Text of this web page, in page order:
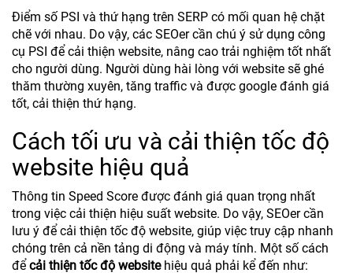
Điểm số PSI và thứ hạng trên SERP có mối quan hệ chặt
chẽ với nhau. Do vậy, các SEOer cần chú ý sử dụng công
cụ PSI để cải thiện website, nâng cao trải nghiệm tốt nhất
cho người dùng. Người dùng hài lòng với website sẽ ghé
thăm thường xuyên, tăng traffic và được google đánh giá
tốt, cải thiện thứ hạng.
Cách tối ưu và cải thiện tốc độ
website hiệu quả
Thông tin Speed Score được đánh giá quan trọng nhất
trong việc cải thiện hiệu suất website. Do vậy, SEOer cần
lưu ý để cải thiện tốc độ website, giúp việc truy cập nhanh
chóng trên cả nền tảng di động và máy tính. Một số cách
để cải thiện tốc độ website hiệu quả phải kể đến như: